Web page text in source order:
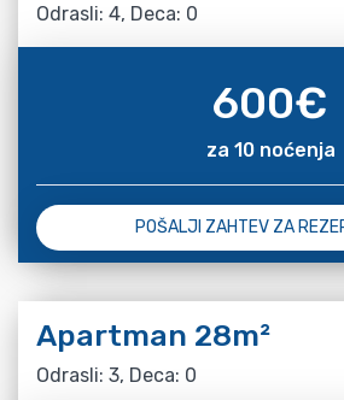
Odrasli: 4, Deca: 0
600€
za 10 noćenja
POŠALJI ZAHTEV ZA
Apartman 28m²
Odrasli: 3, Deca: 0